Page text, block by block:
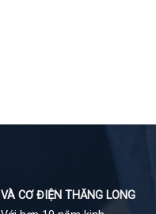
CƠ ĐIỆN THĂNG LONG